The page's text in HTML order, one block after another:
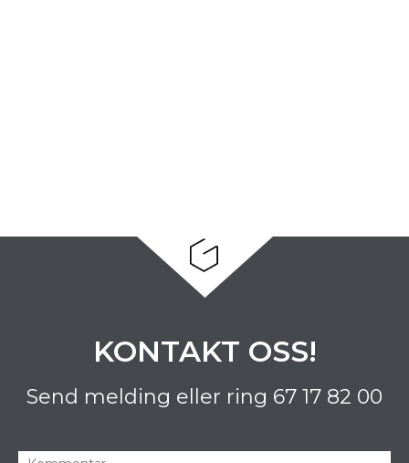
KONTAKT OSS!
Send melding eller ring 67 17 82 00